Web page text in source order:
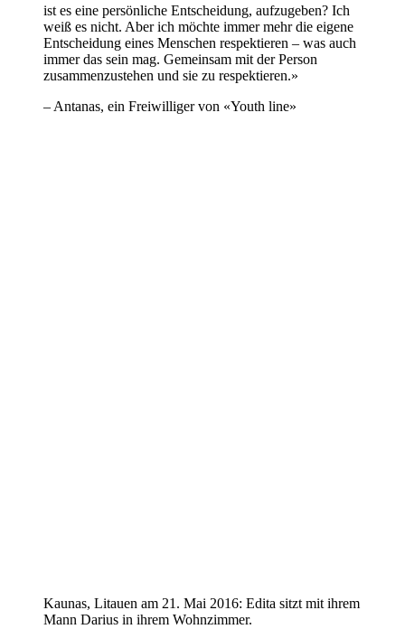
ist es eine persönliche Entscheidung, aufzugeben? Ich
weiß es nicht. Aber ich möchte immer mehr die eigene
Entscheidung eines Menschen respektieren – was auch
immer das sein mag. Gemeinsam mit der Person
zusammenzustehen und sie zu respektieren.»
– Antanas, ein Freiwilliger von «Youth line»
Kaunas, Litauen am 21. Mai 2016: Edita sitzt mit ihrem
Mann Darius in ihrem Wohnzimmer.